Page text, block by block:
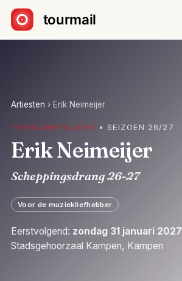
Sla navigatie over
Artiesten › Erik Neimeijer
POPULAIRE MUZIEK • SEIZOEN 26/27
Erik Neimeijer
Scheppingsdrang 26-27
Voor de muziekliefhebber
Eerstvolgend: zondag 31 januari 2027
Stadsgehoorzaal Kampen, Kampen